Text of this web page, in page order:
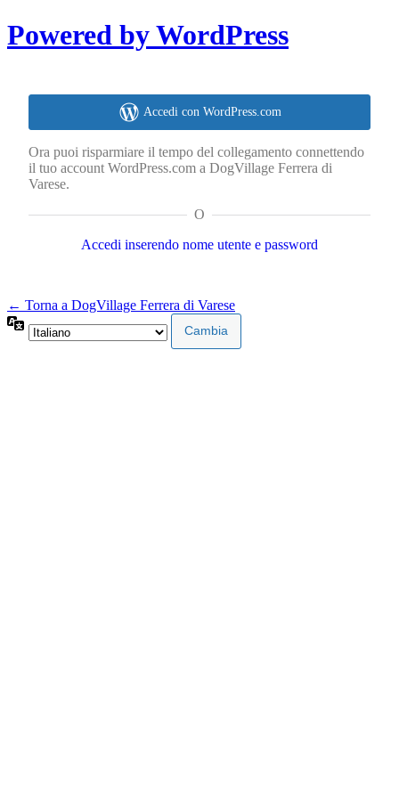
Powered by WordPress
Accedi con WordPress.com
Ora puoi risparmiare il tempo del collegamento connettendo
il tuo account WordPress.com a DogVillage Ferrera di
Varese.
O
Accedi inserendo nome utente e password
← Torna a DogVillage Ferrera di Varese